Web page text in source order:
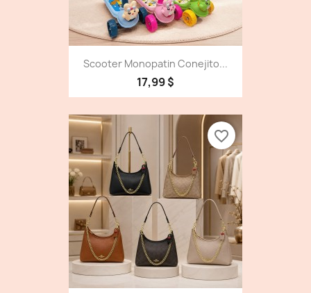
Scooter Monopatin Conejito...
17,99 $
favorite_border